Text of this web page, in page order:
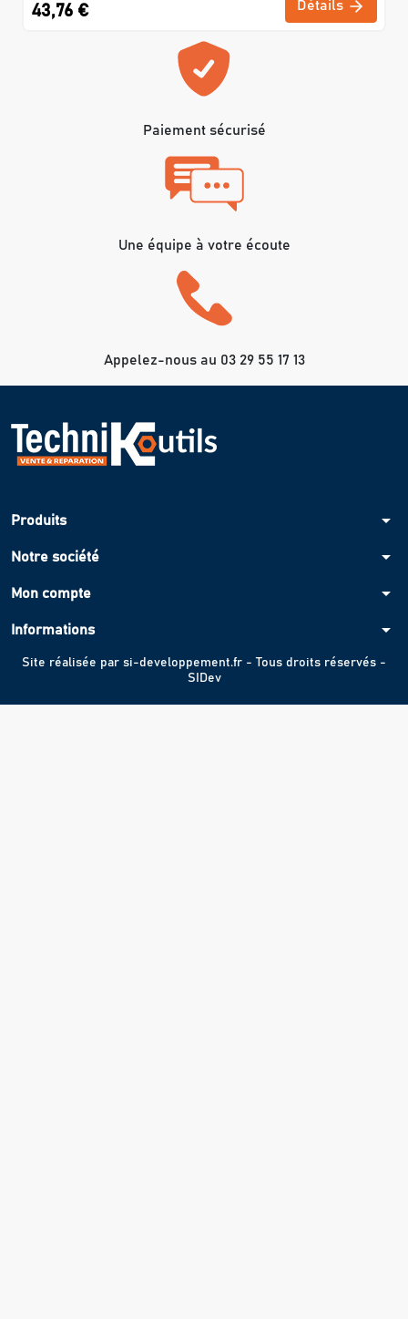
43,76 € Détails
Paiement sécurisé
Une équipe à votre écoute
Appelez-nous au 03 29 55 17 13
Produits arrow_drop_down
Notre société arrow_drop_down
Mon compte arrow_drop_down
Informations arrow_drop_down
Site réalisée par si-developpement.fr - Tous droits réservés -
SIDev